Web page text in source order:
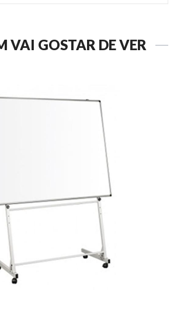
VAI GOSTAR DE VER